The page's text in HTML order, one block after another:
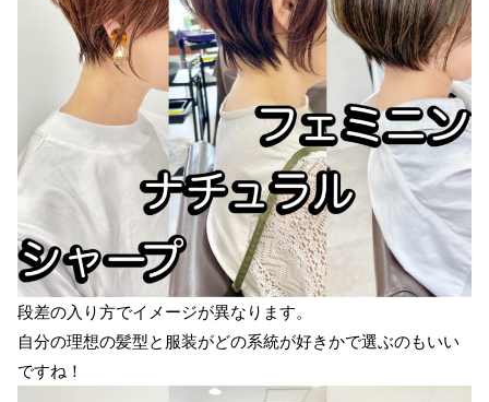
段差の入り方でイメージが異なります。
自分の理想の髪型と服装がどの系統が好きかで選ぶのもいい
ですね！